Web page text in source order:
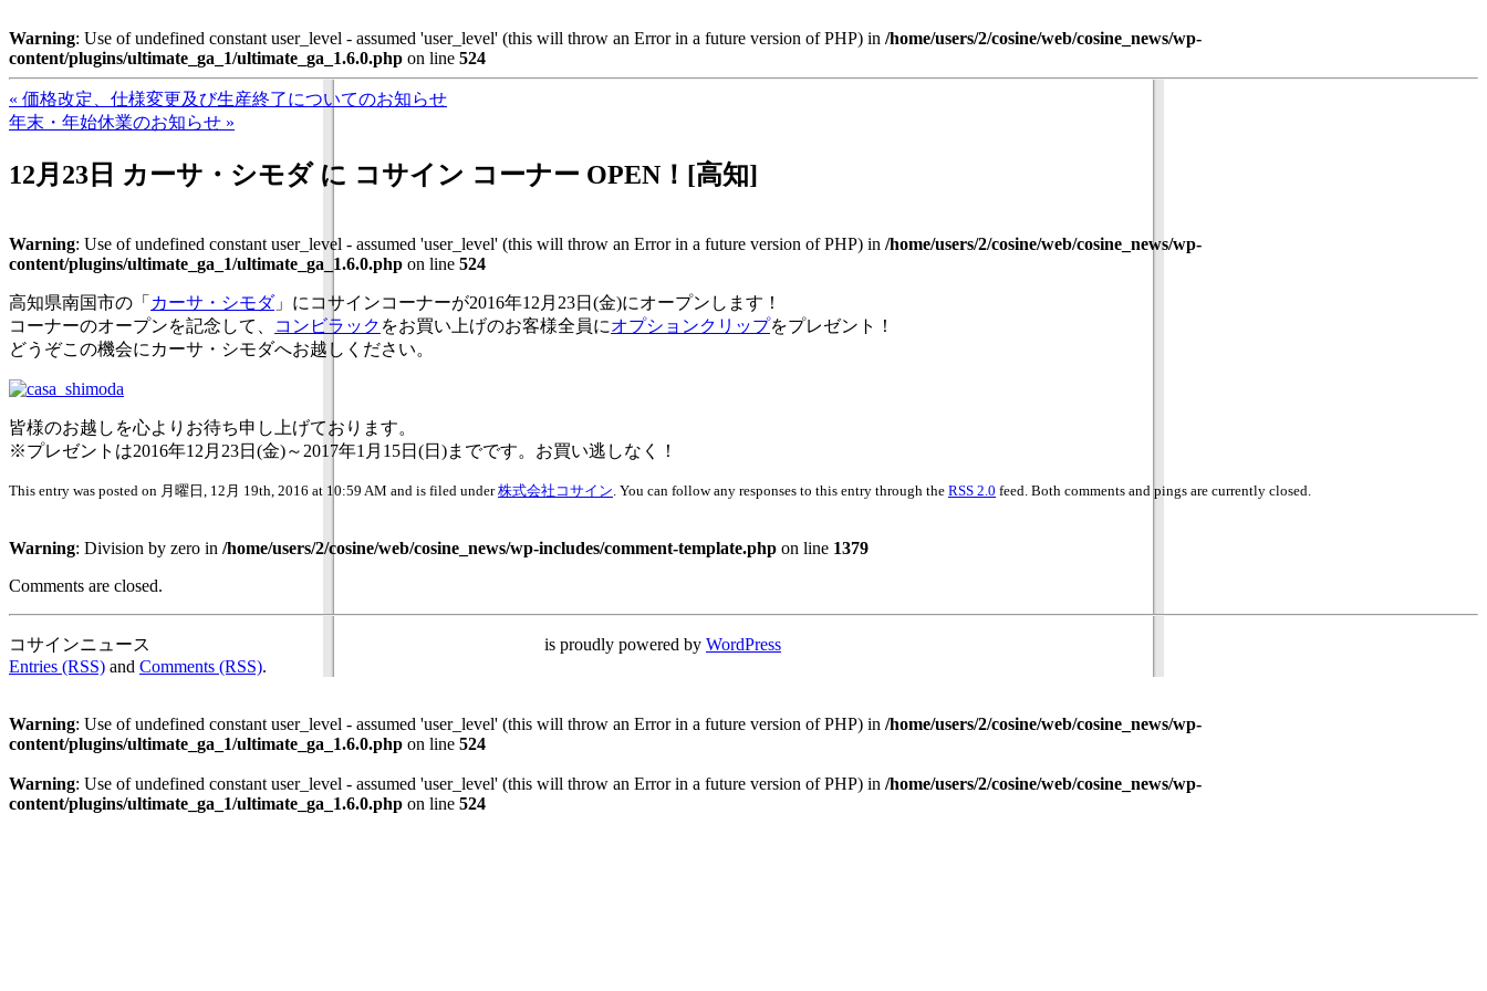
Warning: Use of undefined constant user_level - assumed 'user_level' (this will throw an Error in a future version of PHP) in /home/users/2/cosine/web/cosine_news/wp-
content/plugins/ultimate_ga_1/ultimate_ga_1.6.0.php on line 524
« 価格改定、仕様変更及び生産終了についてのお知らせ
年末・年始休業のお知らせ »
12月23日 カーサ・シモダ に コサイン コーナー OPEN！[高知]
Warning: Use of undefined constant user_level - assumed 'user_level' (this will throw an Error in a future version of PHP) in /home/users/2/cosine/web/cosine_news/wp-
content/plugins/ultimate_ga_1/ultimate_ga_1.6.0.php on line 524
高知県南国市の「 カーサ・シモダ」にコサインコーナーが2016年12月23日(金)にオープンします！
コーナーのオープンを記念して、
コンビラック をお買い上げのお客様全員にオプションクリップをプレゼント！
どうぞこの機会にカーサ・シモダへお越しください。
皆様のお越しを心よりお待ち申し上げております。
※プレゼントは2016年12月23日(金)～2017年1月15日(日)までです。お買い逃しなく！
This entry was posted on 月曜日, 12月 19th, 2016 at 10:59 AM and is filed under株式会社コサイン . You can follow any responses to this entry through the RSS 2.0 feed. Both comments and pings are currently closed.
Warning: Division by zero in /home/users/2/cosine/web/cosine_news/wp-includes/comment-template.php on line 1379
Comments are closed.
コサインニュース is proudly powered by WordPress
Entries (RSS) and Comments (RSS).
Warning: Use of undefined constant user_level - assumed 'user_level' (this will throw an Error in a future version of PHP) in /home/users/2/cosine/web/cosine_news/wp-
content/plugins/ultimate_ga_1/ultimate_ga_1.6.0.php on line 524
Warning: Use of undefined constant user_level - assumed 'user_level' (this will throw an Error in a future version of PHP) in /home/users/2/cosine/web/cosine_news/wp-
content/plugins/ultimate_ga_1/ultimate_ga_1.6.0.php on line 524